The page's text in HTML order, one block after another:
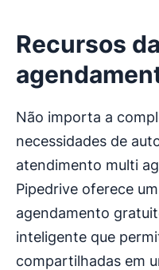
Recursos
Não importa a
necessidades de
atendimento multi
Pipedrive oferece
agendamento
inteligente que
compartilhadas em